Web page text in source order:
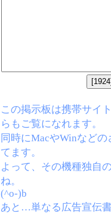
この掲示板は携帯サイ
らもご覧になれます。
同時にMacやWinなど
てます。
よって、その機種独自
ね。
(^o-)b
あと…単なる広告宣伝